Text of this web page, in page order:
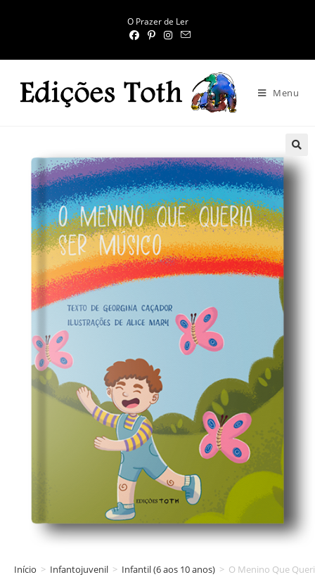
O Prazer de Ler
Menu
Início > Infantojuvenil > Infantil (6 aos 10 anos) > O Menino Que